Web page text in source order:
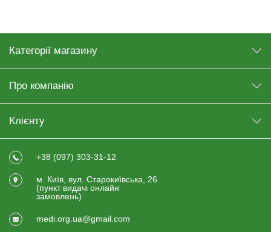
Категорії магазину
Про компанію
Клієнту
+38 (097) 303-31-12
м. Київ, вул. Старокиївська, 26
(пункт видачi онлайн
замовлень)
medi.org.ua@gmail.com